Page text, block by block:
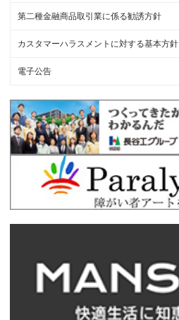
第二種金融商品取引業に係る勧誘方針
カスタマーハラスメントに対する基本方針
電子公告